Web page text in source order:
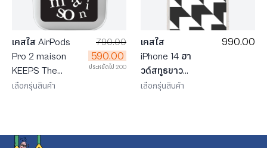
เคสใส AirPods
Pro 2 maison
KEEPS The
Imbalance
790.00
590.00
ประหยัดไป 200
เลือกรุ่นสินค้า
เคสใส
iPhone 14 ฮา
วด์สทูธขาว
ดำ
990.00
เลือกรุ่นสินค้า